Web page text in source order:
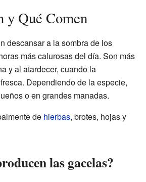
y Qué Comen
descansar a la sombra de los
más calurosas del día. Son más
y al atardecer, cuando la
Dependiendo de la especie,
o en grandes manadas.
de hierbas, brotes, hojas y
las gacelas?